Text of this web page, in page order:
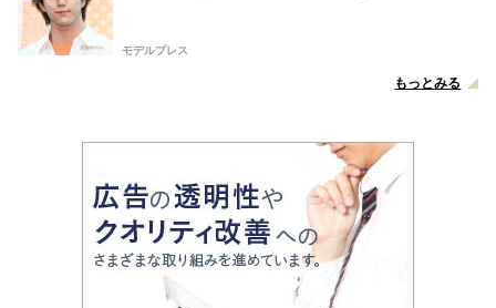
モデルプレス
もっとみる